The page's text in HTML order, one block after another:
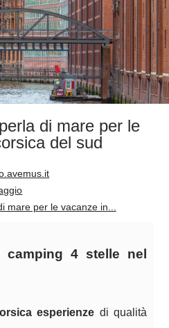
di mare per le
del sud
mare per le vacanze in...
camping 4 stelle nel
esperienze di qualità